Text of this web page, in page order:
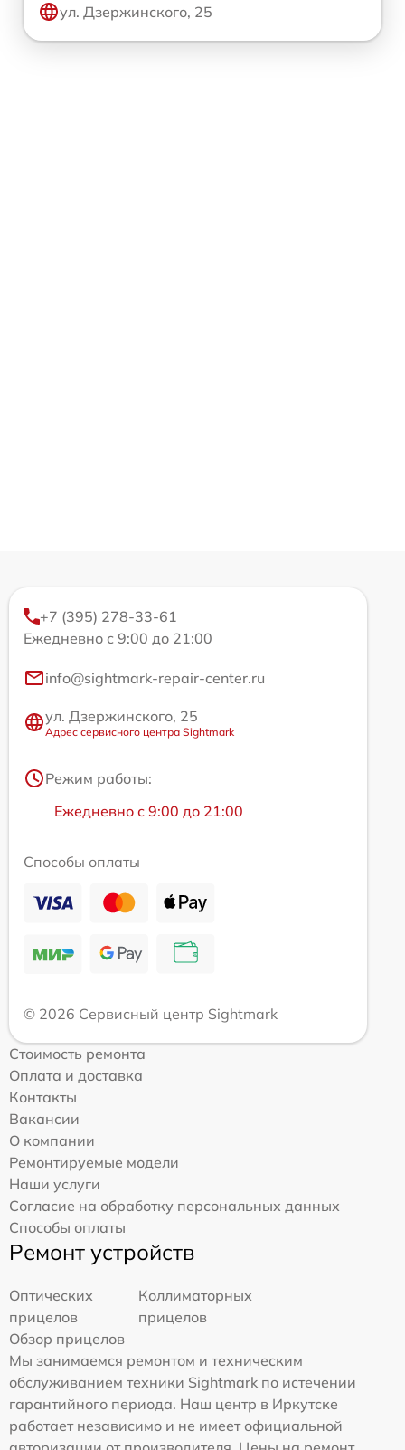
ул. Дзержинского, 25
+7 (395) 278-33-61
Ежедневно с 9:00 до 21:00
info@sightmark-repair-center.ru
ул. Дзержинского, 25
Адрес сервисного центра Sightmark
Режим работы:
Ежедневно с 9:00 до 21:00
Способы оплаты
© 2026 Сервисный центр Sightmark
Стоимость ремонта
Оплата и доставка
Контакты
Вакансии
О компании
Ремонтируемые модели
Наши услуги
Согласие на обработку персональных данных
Способы оплаты
Ремонт устройств
Оптических
прицелов
Коллиматорных
прицелов
Обзор прицелов
Мы занимаемся ремонтом и техническим
обслуживанием техники Sightmark по истечении
гарантийного периода. Наш центр в Иркутске
работает независимо и не имеет официальной